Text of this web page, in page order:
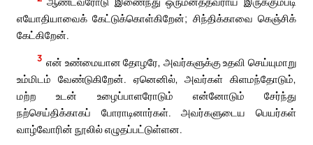
எயோதியாவைக் கேட்டுக்கொள்கிறேன்; சிந்திக்காவை கெஞ்சிக்
கேட்கிறேன்.
3 என் உண்மையான தோழரே, அவர்களுக்கு உதவி செய்யுமாறு
உம்மிடம் வேண்டுகிறேன். ஏனெனில், அவர்கள் கிளமந்தோடும்,
மற்ற உடன் உழைப்பாளரோடும் என்னோடும் சேர்ந்து
நற்செய்திக்காகப் போராடினார்கள். அவர்களுடைய பெயர்கள்
வாழ்வோரின் நூலில் எழுதப்பட்டுள்ளன.